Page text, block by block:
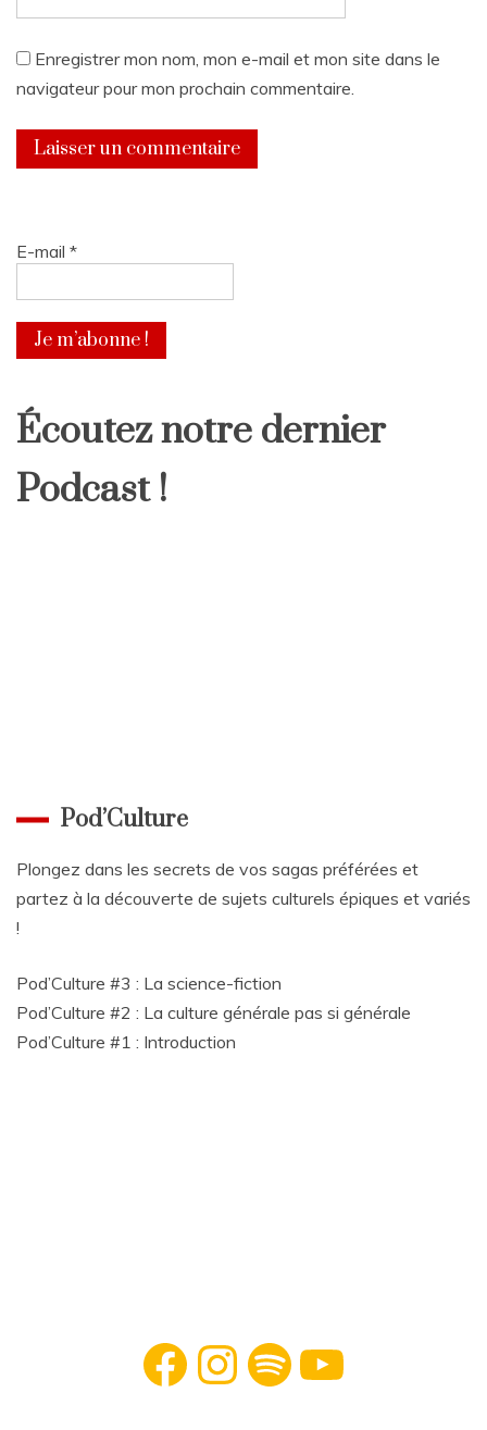
Enregistrer mon nom, mon e-mail et mon site dans le
navigateur pour mon prochain commentaire.
E-mail *
Écoutez notre dernier
Podcast !
Pod’Culture
Plongez dans les secrets de vos sagas préférées et
partez à la découverte de sujets culturels épiques et variés
!
Pod’Culture #3 : La science-fiction
Pod’Culture #2 : La culture générale pas si générale
Pod’Culture #1 : Introduction
Facebook InstagramSpotify YouTube